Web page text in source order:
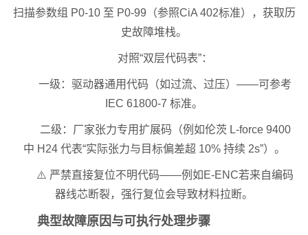
扫描参数组 P0-10 至 P0-99（参照CiA 402标准），获取历
史故障堆栈。
对照“双层代码表”：
一级：驱动器通用代码（如过流、过压）——可参考
IEC 61800-7 标准。
二级：厂家张力专用扩展码（例如伦茨 L-force 9400
中 H24 代表“实际张力与目标偏差超 10% 持续 2s”）。
⚠️ 严禁直接复位不明代码——例如E-ENC若来自编码
器线芯断裂，强行复位会导致材料拉断。
典型故障原因与可执行处理步骤